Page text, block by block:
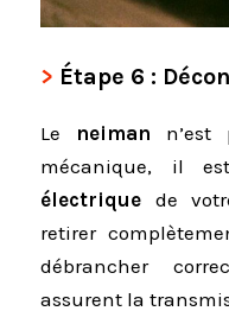
Étape 6 :
Le neiman n’est
mécanique, il
électrique de
retirer
débrancher
assurent la